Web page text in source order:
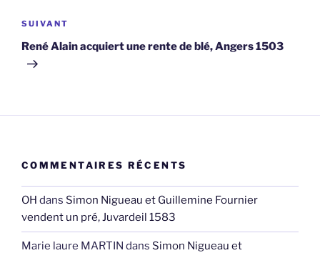
Article
suivant
SUIVANT
René Alain acquiert une rente de blé, Angers 1503
COMMENTAIRES RÉCENTS
OH dans Simon Nigueau et Guillemine Fournier
vendent un pré, Juvardeil 1583
Marie laure MARTIN dans Simon Nigueau et